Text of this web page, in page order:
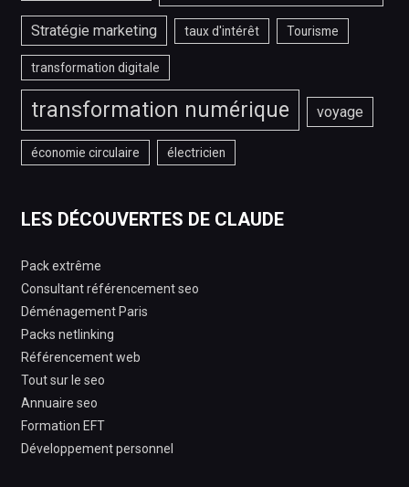
Stratégie marketing taux d'intérêt Tourisme
transformation digitale
transformation numérique voyage
économie circulaire électricien
LES DÉCOUVERTES DE CLAUDE
Pack extrême
Consultant référencement seo
Déménagement Paris
Packs netlinking
Référencement web
Tout sur le seo
Annuaire seo
Formation EFT
Développement personnel